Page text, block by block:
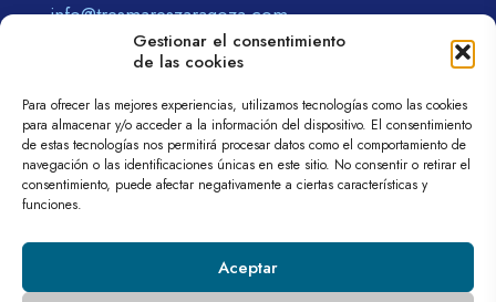
Gestionar el consentimiento
de las cookies
Para ofrecer las mejores experiencias, utilizamos tecnologías como las cookies
para almacenar y/o acceder a la información del dispositivo. El consentimiento
de estas tecnologías nos permitirá procesar datos como el comportamiento de
navegación o las identificaciones únicas en este sitio. No consentir o retirar el
consentimiento, puede afectar negativamente a ciertas características y
funciones.
Aceptar
info@tresmareszaragoza.com
© 2026 tremareszaragoza.com| Todos los derechos
reservados
Aviso legal
Política de privacidad Política de cookies (UE)